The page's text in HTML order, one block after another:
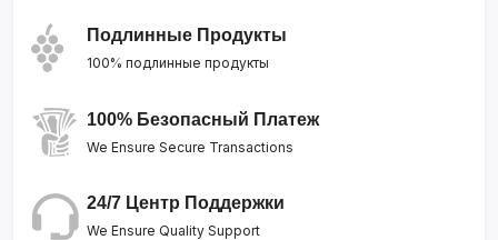
Подлинные Продукты
100% подлинные продукты
100% Безопасный Платеж
We Ensure Secure Transactions
24/7 Центр Поддержки
We Ensure Quality Support